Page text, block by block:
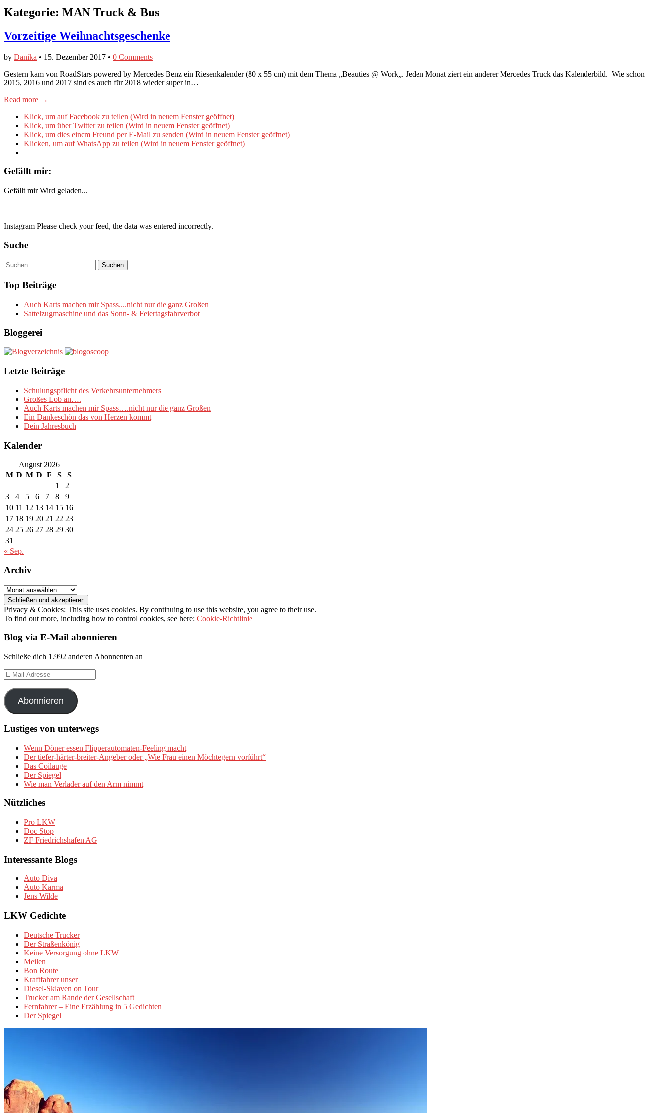
Kategorie: MAN Truck & Bus
Vorzeitige Weihnachtsgeschenke
by Danika • 15. Dezember 2017 • 0 Comments
Gestern kam von RoadStars powered by Mercedes Benz ein Riesenkalender (80 x 55 cm) mit dem Thema „Beauties @ Work„. Jeden Monat ziert ein anderer Mercedes Truck das Kalenderbild. Wie schon
2015, 2016 und 2017 sind es auch für 2018 wieder super in…
Read more →
Klick, um auf Facebook zu teilen (Wird in neuem Fenster geöffnet)
Klick, um über Twitter zu teilen (Wird in neuem Fenster geöffnet)
Klick, um dies einem Freund per E-Mail zu senden (Wird in neuem Fenster geöffnet)
Klicken, um auf WhatsApp zu teilen (Wird in neuem Fenster geöffnet)
Gefällt mir:
Gefällt mir Wird geladen...
Instagram Please check your feed, the data was entered incorrectly.
Suche
Suchen
nach:
Top Beiträge
Auch Karts machen mir Spass....nicht nur die ganz Großen
Sattelzugmaschine und das Sonn- & Feiertagsfahrverbot
Bloggerei
Letzte Beiträge
Schulungspflicht des Verkehrsunternehmers
Großes Lob an….
Auch Karts machen mir Spass….nicht nur die ganz Großen
Ein Dankeschön das von Herzen kommt
Dein Jahresbuch
Kalender
August 2026
M D M D F S
S
1
2
3
4 5 6 7 8
9
10 11 12 13 14 15 16
17 18 19 20 21 22 23
24 25 26 27 28 29 30
31
« Sep.
Archiv
Archiv
Privacy & Cookies: This site uses cookies. By continuing to use this website, you agree to their use.
To find out more, including how to control cookies, see here: Cookie-Richtlinie
Blog via E-Mail abonnieren
Schließe dich 1.992 anderen Abonnenten an
E-
Mail-
Adresse
Abonnieren
Lustiges von unterwegs
Wenn Döner essen Flipperautomaten-Feeling macht
Der tiefer-härter-breiter-Angeber oder „Wie Frau einen Möchtegern vorführt“
Das Coilauge
Der Spiegel
Wie man Verlader auf den Arm nimmt
Nützliches
Pro LKW
Doc Stop
ZF Friedrichshafen AG
Interessante Blogs
Auto Diva
Auto Karma
Jens Wilde
LKW Gedichte
Deutsche Trucker
Der Straßenkönig
Keine Versorgung ohne LKW
Meilen
Bon Route
Kraftfahrer unser
Diesel-Sklaven on Tour
Trucker am Rande der Gesellschaft
Fernfahrer – Eine Erzählung in 5 Gedichten
Der Spiegel